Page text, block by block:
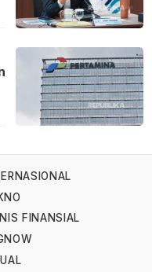
FINANSIAL